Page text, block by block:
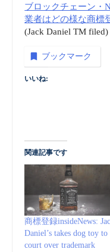
ブロックチェーン
業者はどの様な商標
(Jack Daniel TM filed)
ブックマーク
いいね:
関連記事です
商標登録insideNews:
Daniel’s takes dog toy to
court over trademark